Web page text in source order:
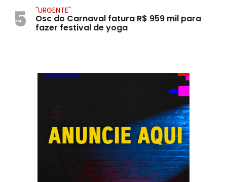
5 "URGENTE"
Osc do Carnaval fatura R$ 959 mil para
fazer festival de yoga